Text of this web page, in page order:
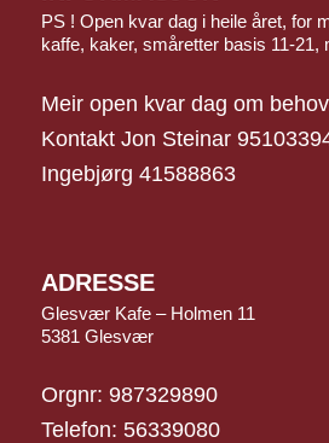
PS ! Open kvar dag i heile året, for
kaffe, kaker, småretter basis 11-21,
Meir open kvar dag om
Kontakt Jon Steinar
Ingebjørg 41588863
ADRESSE
Glesvær Kafe – Holmen 11
5381 Glesvær
Orgnr: 987329890
Telefon: 56339080